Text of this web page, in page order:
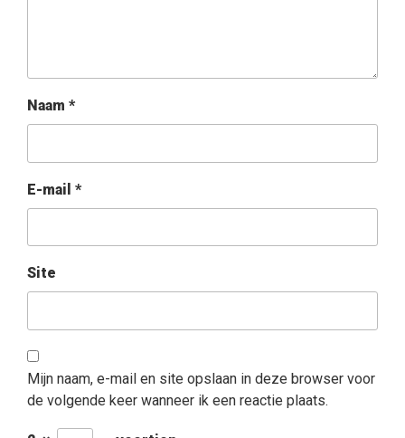
Naam *
E-mail *
Site
Mijn naam, e-mail en site opslaan in deze browser voor
de volgende keer wanneer ik een reactie plaats.